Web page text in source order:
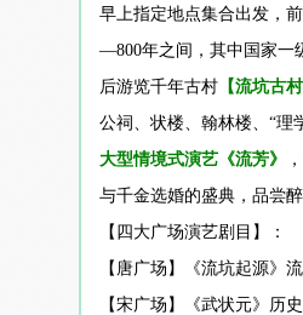
早上指定地点集合出发，
—800年之间，其中国家一
后游览千年古村 【流坑古
公祠、状楼、翰林楼、“理
大型情境式演艺《流芳》
与千金选婚的盛典，品尝
【四大广场演艺剧目】：
【唐广场】《流坑起源》
【宋广场】《武状元》历